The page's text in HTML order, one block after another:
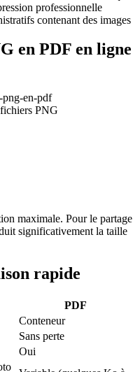
professionnelle
contenant des images
en PDF en ligne
en-pdf
PNG
maximale. Pour le partage
significativement la taille
rapide
PDF
Conteneur
Sans perte
Oui